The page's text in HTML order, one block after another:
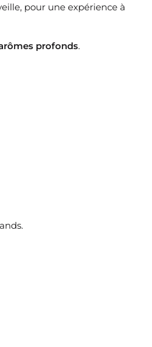
pour une expérience à
profonds.